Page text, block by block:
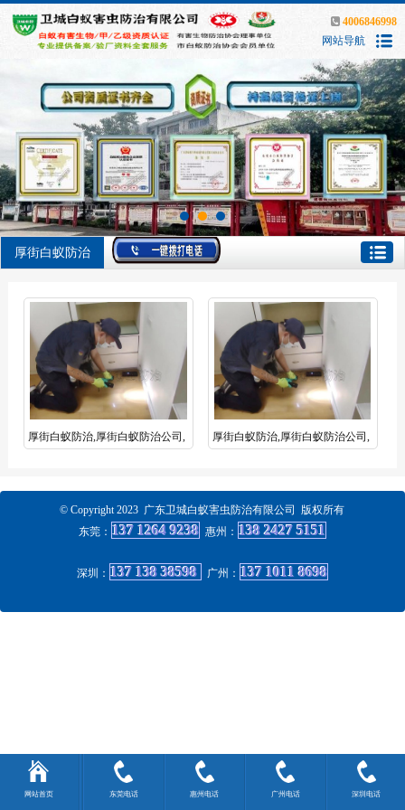
4006846998
网站导航
厚街白蚁防治
厚街白蚁防治,厚街白蚁防治公司,
厚街白蚁防治,厚街白蚁防治公司,
© Copyright 2023 广东卫城白蚁害虫防治有限公司 版权所有
东莞： 137 1264 9238 惠州 ： 138 2427 5151
深圳： 137 138 38598 广州 ： 137 1011 8698
网站首页 东莞电话 惠州电话 广州电话 深圳电话